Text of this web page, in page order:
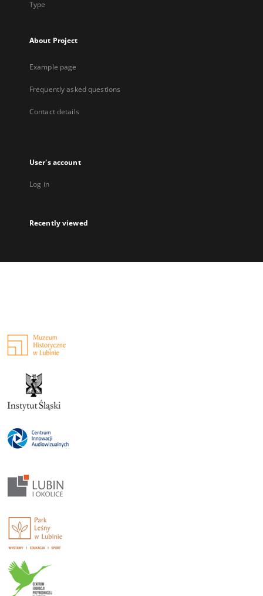
Type
About Project
Example page
Frequently asked questions
Contact details
User's account
Log in
Recently viewed